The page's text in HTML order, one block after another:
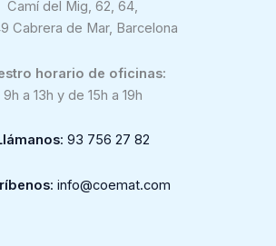
Camí del Mig, 62, 64,
Cabrera de Mar, Barcelona
horario de oficinas:
9h a 13h y de 15h a 19h
: 93 756 27 82
: info@coemat.com